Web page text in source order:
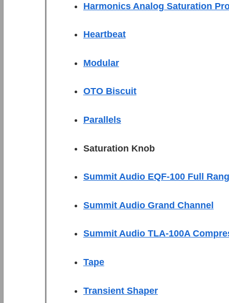
Harmonics Analog Saturation
Heartbeat
Modular
OTO Biscuit
Parallels
Saturation Knob
Summit Audio EQF-100 Full
Summit Audio Grand Channel
Summit Audio TLA-100A
Tape
Transient Shaper